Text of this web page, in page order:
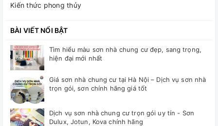
Kiến thức phong thủy
BÀI VIẾT NỔI BẬT
Tìm hiểu màu sơn nhà chung cư đẹp, sang trọng,
hiện đại mới nhất
Giá sơn nhà chung cư tại Hà Nội – Dịch vụ sơn nhà
trọn gói, sơn chính hãng giá tốt
Dịch vụ sơn nhà chung cư trọn gói uy tín - Sơn
Dulux, Jotun, Kova chính hãng